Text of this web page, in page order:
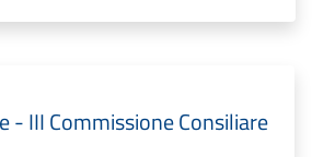
- III Commissione Consiliare